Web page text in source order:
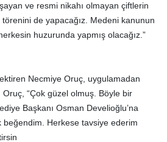
ve resmi nikahı olmayan çiftlerin
de yapacağız. Medeni kanunun
huzurunda yapmış olacağız.”
Necmiye Oruç, uygulamadan
Oruç, “Çok güzel olmuş. Böyle bir
Başkanı Osman Develioğlu’na
Herkese tavsiye ederim